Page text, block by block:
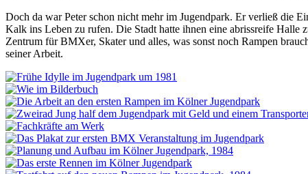
Doch da war Peter schon nicht mehr im Jugendpark. Er verließ die
Kalk ins Leben zu rufen. Die Stadt hatte ihnen eine abrissreife Halle
Zentrum für BMXer, Skater und alles, was sonst noch Rampen
seiner Arbeit.